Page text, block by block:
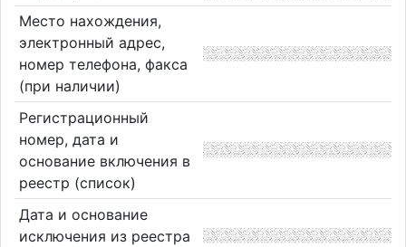
Место нахождения,
электронный адрес,
номер телефона, факса
(при наличии)
Регистрационный
номер, дата и
основание включения в
реестр (список)
Дата и основание
исключения из реестра